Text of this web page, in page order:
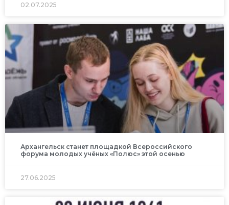
02.07.2025
Архангельск станет площадкой Всероссийского
форума молодых учёных «Полюс» этой осенью
27.06.2025